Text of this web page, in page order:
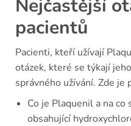
Nejčastější
pacientů
Pacienti, kteří užívají
otázek, které se týkají
správného užívání. Zde je
Co je Plaquenil a na co
obsahující